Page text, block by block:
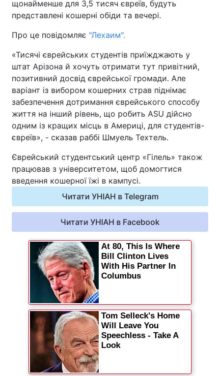
Дніпро Харків
Одеса
Спорт Наука
Техно і зв'язок Лайт
Зброя Інциденти
Здоров'я Туризм
Цікавинки Погода
Відео з Youtube Статті
Інтерв'ю Думки
Архів Вакансії
Контакти
ПОСЛУГИ
Реклама на сайті Фотобанк
Моніторинг
щонайменше для 3,5 тисяч євреїв, будуть
представлені кошерні обіди та вечері.
Про це повідомляє "Лехаим".
«Тисячі єврейських студентів приїжджають у
штат Арізона й хочуть отримати тут привітний,
позитивний досвід єврейської громади. Але
варіант із вибором кошерних страв піднімає
забезпечення дотримання єврейського способу
життя на інший рівень, що робить ASU дійсно
одним із кращих місць в Америці, для студентів-
євреїв», - сказав раббі Шмуель Техтель.
Єврейський студентський центр «Гілель» також
працював з університетом, щоб домогтися
введення кошерної їжі в кампусі.
Читати УНІАН в Telegram
Читати УНІАН в Facebook